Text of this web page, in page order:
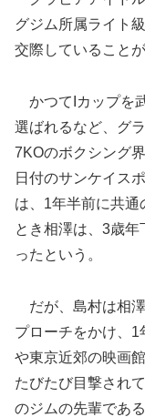
グジム所属ライト
交際していること
かつてIカップを
選ばれるなど、グ
7KOのボクシング
日付のサンケイス
は、1年半前に共
とき相澤は、3歳
ったという。
だが、島村は相
プローチをかけ、
や東京近郊の映画
たびたび目撃され
のジムの先輩であ